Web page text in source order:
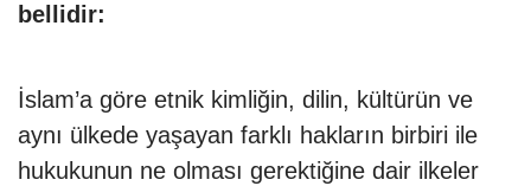
bellidir:
İslam’a göre etnik kimliğin, dilin, kültürün ve
aynı ülkede yaşayan farklı hakların birbiri ile
hukukunun ne olması gerektiğine dair ilkeler